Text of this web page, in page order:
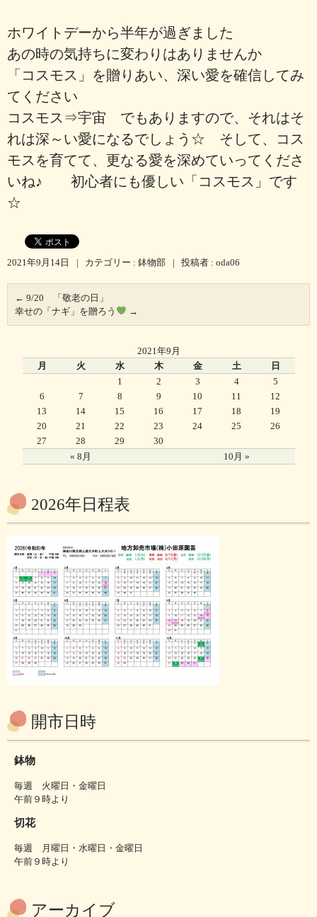
ホワイトデーから半年が過ぎました
あの時の気持ちに変わりはありませんか
「コスモス」を贈りあい、深い愛を確信してみ
てください
コスモス⇒宇宙 でもありますので、それはそ
れは深～い愛になるでしょう☆ そして、コス
モスを育てて、更なる愛を深めていってくださ
いね♪ 初心者にも優しい「コスモス」です
☆
2021年9月14日 | カテゴリー : 鉢物部 | 投稿者 : oda06
← 9/20 「敬老の日」
幸せの「ナギ」を贈ろう
→
2021年9月
月
火 水 木 金 土 日
« 8月 10月 »
1 2 3 4
5
6
7 8 9 10 11
12
13
14 15 16 17 18
19
20
21 22 23 24 25
26
27
28 29 30
2026年日程表
開市日時
鉢物
毎週 火曜日・金曜日
午前９時より
切花
毎週 月曜日・水曜日・金曜日
午前９時より
アーカイブ